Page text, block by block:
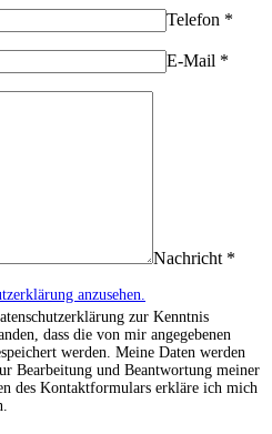
Telefon *
E-Mail *
Nachricht *
anzusehen.
zur Kenntnis
dass die von mir angegebenen
werden. Meine Daten werden
Bearbeitung und Beantwortung meiner
des Kontaktformulars erkläre ich mich